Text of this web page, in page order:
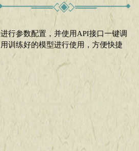
进行参数配置，并使用API接口一键调
用训练好的模型进行使用，方便快捷